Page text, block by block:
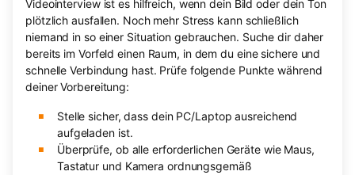
Videointerview ist es hilfreich, wenn dein Bild oder dein Ton
plötzlich ausfallen. Noch mehr Stress kann schließlich
niemand in so einer Situation gebrauchen. Suche dir daher
bereits im Vorfeld einen Raum, in dem du eine sichere und
schnelle Verbindung hast. Prüfe folgende Punkte während
deiner Vorbereitung:
Stelle sicher, dass dein PC/Laptop ausreichend
aufgeladen ist.
Überprüfe, ob alle erforderlichen Geräte wie Maus,
Tastatur und Kamera ordnungsgemäß